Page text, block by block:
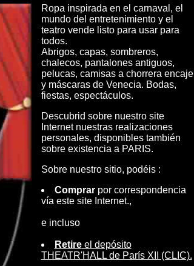
Ropa inspirada en el carnaval, el
mundo del entretenimiento y el
teatro vende listo para usar para
todos.
Abrigos, capas, sombreros,
chalecos, pantalones antiguos,
pelucas, camisas a chorrera encaje
y máscaras de Venecia. Bodas,
fiestas, espectáculos.
Descubrid sobre nuestro site
Internet nuestras realizaciones
personales, disponibles también
sobre existencia a PARIS.
Sobre nuestro sitio, podéis :
Comprarpor correspondencia
vía este site Internet.,
e incluso
Retireel depósito
THEATR'HALL de París XII (CLIC).